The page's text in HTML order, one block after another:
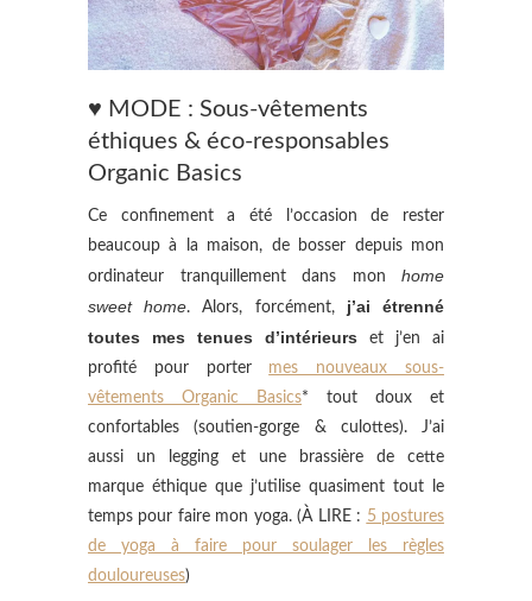
♥ MODE : Sous-vêtements
éthiques & éco-responsables
Organic Basics
Ce confinement a été l’occasion de rester
beaucoup à la maison, de bosser depuis mon
ordinateur tranquillement dans mon home
sweet home. Alors, forcément, j’ai étrenné
toutes mes tenues d’intérieurs et j’en ai
profité pour porter mes nouveaux sous-
vêtements Organic Basics* tout doux et
confortables (soutien-gorge & culottes). J’ai
aussi un legging et une brassière de cette
marque éthique que j’utilise quasiment tout le
temps pour faire mon yoga. (À LIRE : 5 postures
de yoga à faire pour soulager les règles
douloureuses)